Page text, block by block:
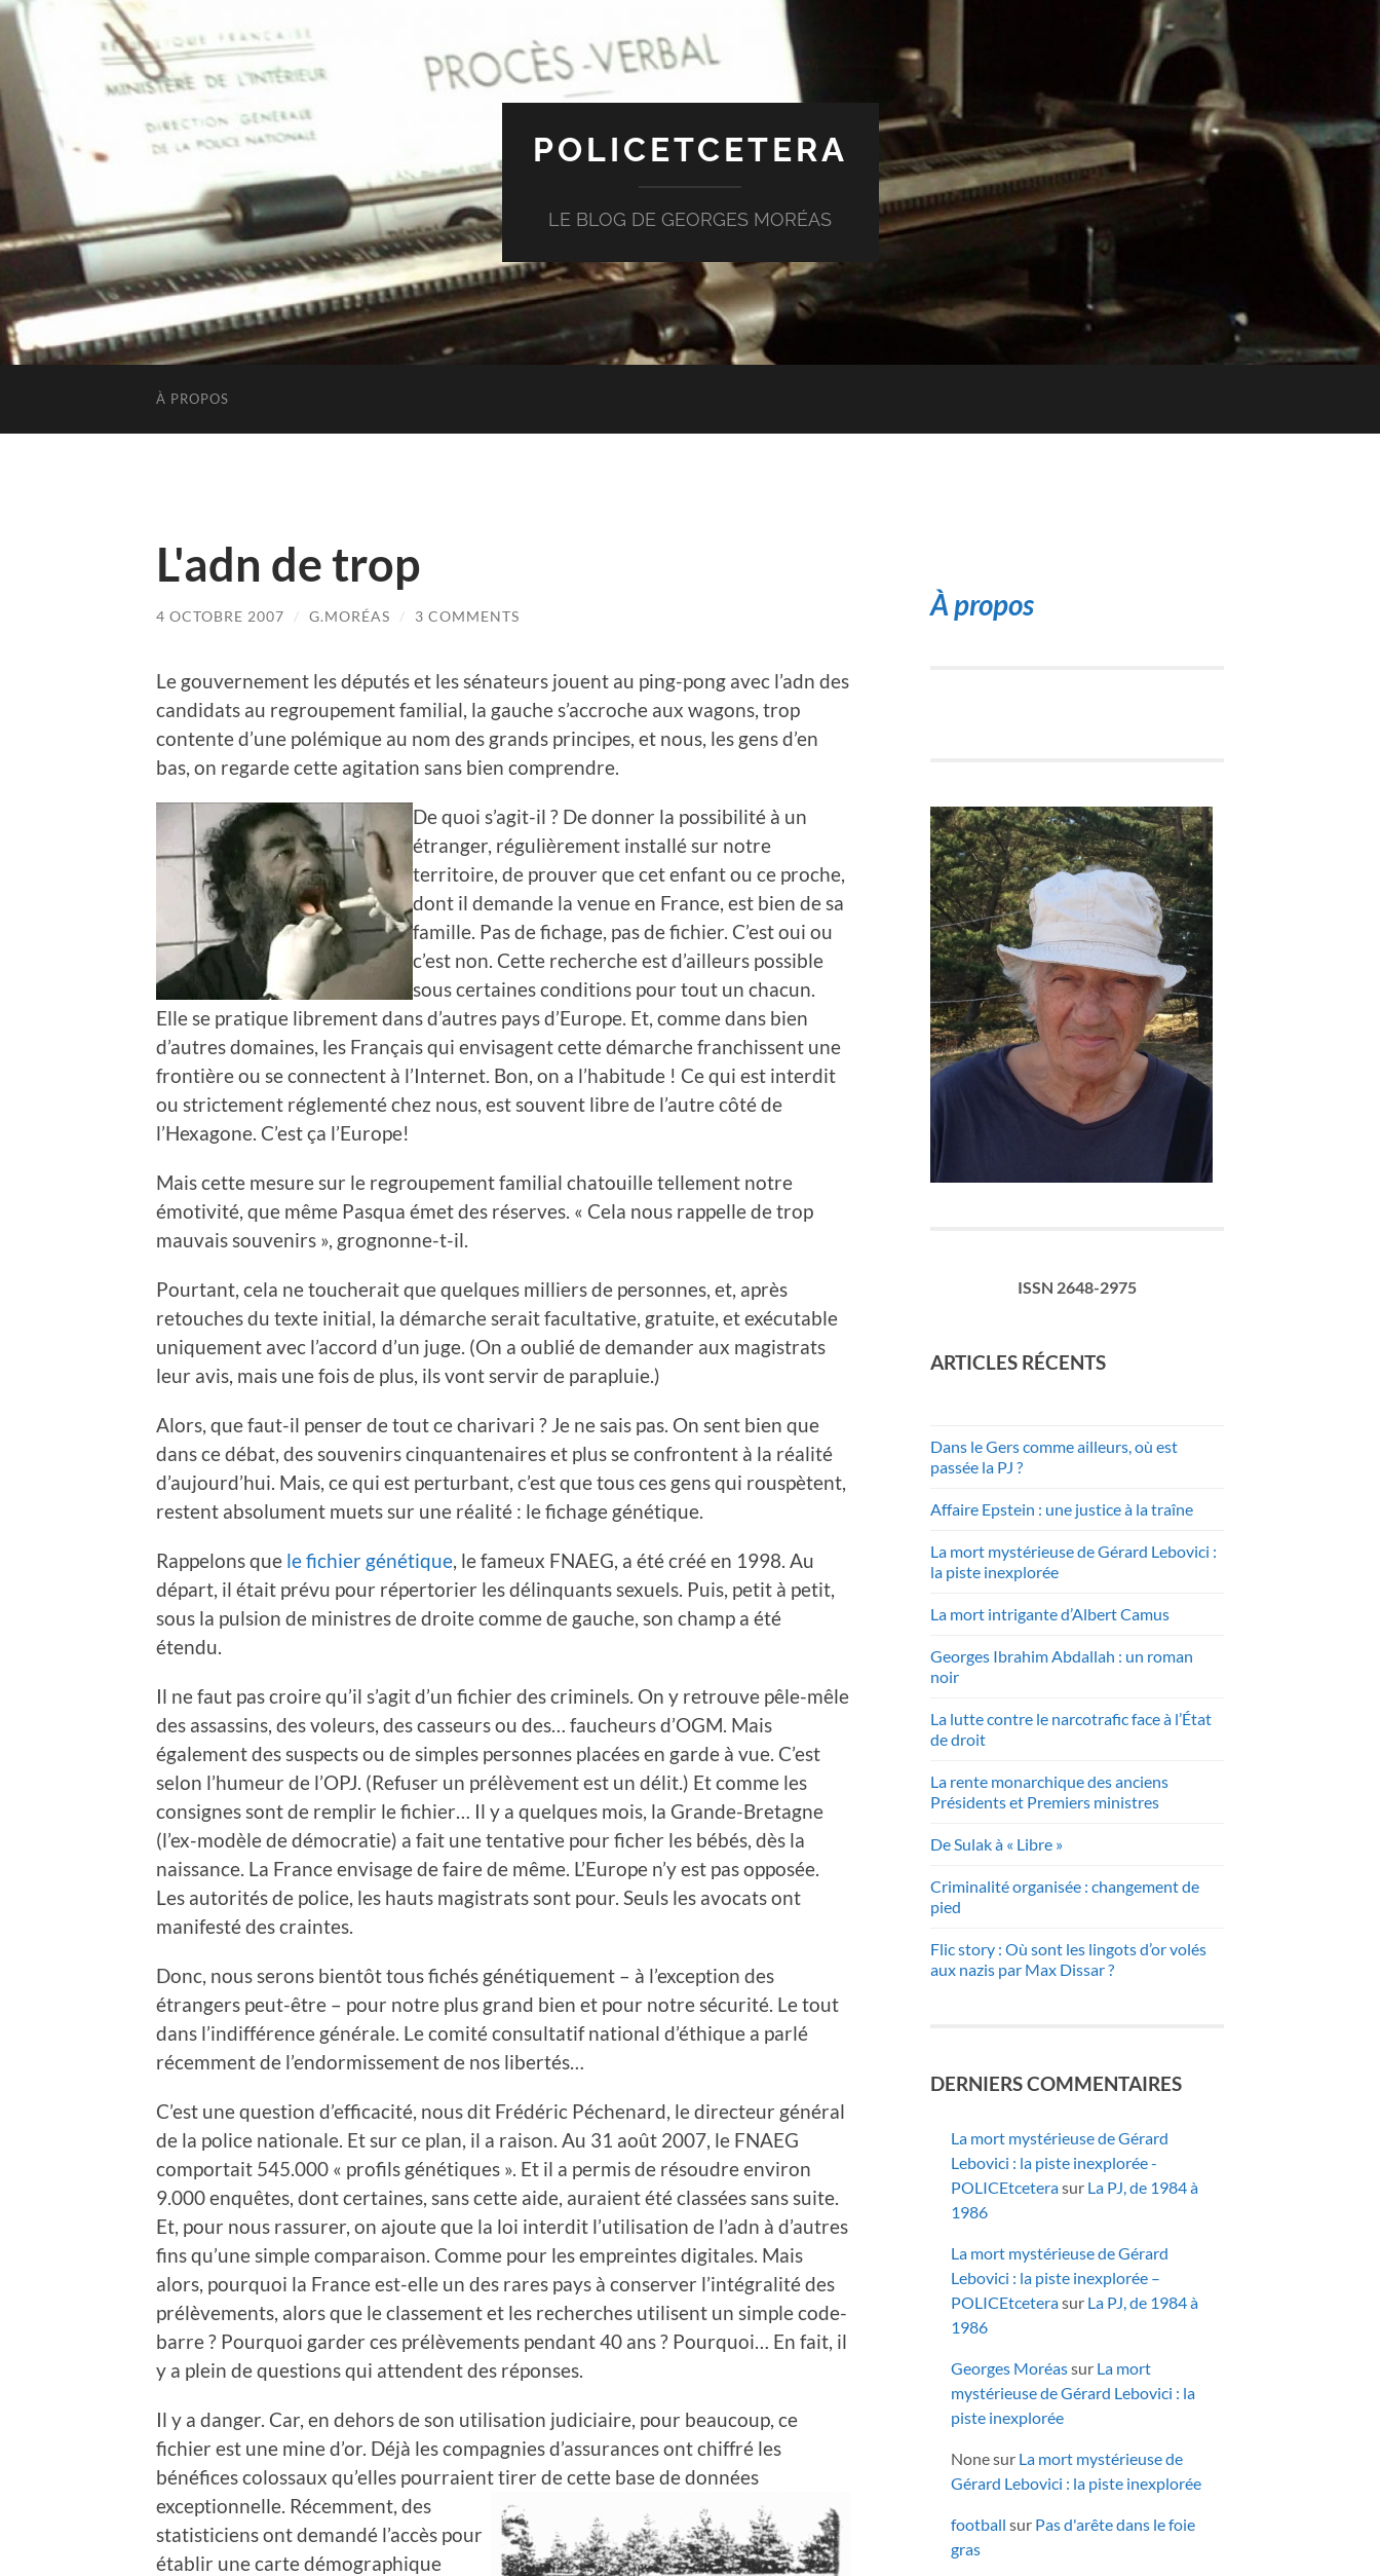
POLICETCETERA
LE BLOG DE GEORGES MORÉAS
À PROPOS
L'adn de trop
4 OCTOBRE 2007 / G.MORÉAS / 3 COMMENTS
Le gouvernement les députés et les sénateurs jouent au ping-pong avec l’adn des
candidats au regroupement familial, la gauche s’accroche aux wagons, trop
contente d’une polémique au nom des grands principes, et nous, les gens d’en
bas, on regarde cette agitation sans bien comprendre.
De quoi s’agit-il ? De donner la possibilité à un
étranger, régulièrement installé sur notre
territoire, de prouver que cet enfant ou ce proche,
dont il demande la venue en France, est bien de sa
famille. Pas de fichage, pas de fichier. C’est oui ou
c’est non. Cette recherche est d’ailleurs possible
sous certaines conditions pour tout un chacun.
Elle se pratique librement dans d’autres pays d’Europe. Et, comme dans bien
d’autres domaines, les Français qui envisagent cette démarche franchissent une
frontière ou se connectent à l’Internet. Bon, on a l’habitude ! Ce qui est interdit
ou strictement réglementé chez nous, est souvent libre de l’autre côté de
l’Hexagone. C’est ça l’Europe!
Mais cette mesure sur le regroupement familial chatouille tellement notre
émotivité, que même Pasqua émet des réserves. « Cela nous rappelle de trop
mauvais souvenirs », grognonne-t-il.
Pourtant, cela ne toucherait que quelques milliers de personnes, et, après
retouches du texte initial, la démarche serait facultative, gratuite, et exécutable
uniquement avec l’accord d’un juge. (On a oublié de demander aux magistrats
leur avis, mais une fois de plus, ils vont servir de parapluie.)
Alors, que faut-il penser de tout ce charivari ? Je ne sais pas. On sent bien que
dans ce débat, des souvenirs cinquantenaires et plus se confrontent à la réalité
d’aujourd’hui. Mais, ce qui est perturbant, c’est que tous ces gens qui rouspètent,
restent absolument muets sur une réalité : le fichage génétique.
Rappelons que le fichier génétique , le fameux FNAEG, a été créé en 1998. Au
départ, il était prévu pour répertorier les délinquants sexuels. Puis, petit à petit,
sous la pulsion de ministres de droite comme de gauche, son champ a été
étendu.
Il ne faut pas croire qu’il s’agit d’un fichier des criminels. On y retrouve pêle-mêle
des assassins, des voleurs, des casseurs ou des… faucheurs d’OGM. Mais
également des suspects ou de simples personnes placées en garde à vue. C’est
selon l’humeur de l’OPJ. (Refuser un prélèvement est un délit.) Et comme les
consignes sont de remplir le fichier… Il y a quelques mois, la Grande-Bretagne
(l’ex-modèle de démocratie) a fait une tentative pour ficher les bébés, dès la
naissance. La France envisage de faire de même. L’Europe n’y est pas opposée.
Les autorités de police, les hauts magistrats sont pour. Seuls les avocats ont
manifesté des craintes.
Donc, nous serons bientôt tous fichés génétiquement – à l’exception des
étrangers peut-être – pour notre plus grand bien et pour notre sécurité. Le tout
dans l’indifférence générale. Le comité consultatif national d’éthique a parlé
récemment de l’endormissement de nos libertés…
C’est une question d’efficacité, nous dit Frédéric Péchenard, le directeur général
de la police nationale. Et sur ce plan, il a raison. Au 31 août 2007, le FNAEG
comportait 545.000 « profils génétiques ». Et il a permis de résoudre environ
9.000 enquêtes, dont certaines, sans cette aide, auraient été classées sans suite.
Et, pour nous rassurer, on ajoute que la loi interdit l’utilisation de l’adn à d’autres
fins qu’une simple comparaison. Comme pour les empreintes digitales. Mais
alors, pourquoi la France est-elle un des rares pays à conserver l’intégralité des
prélèvements, alors que le classement et les recherches utilisent un simple code-
barre ? Pourquoi garder ces prélèvements pendant 40 ans ? Pourquoi… En fait, il
y a plein de questions qui attendent des réponses.
Il y a danger. Car, en dehors de son utilisation judiciaire, pour beaucoup, ce
fichier est une mine d’or. Déjà les compagnies d’assurances ont chiffré les
bénéfices colossaux qu’elles pourraient tirer de cette base de données
exceptionnelle. Récemment, des
statisticiens ont demandé l’accès pour
établir une carte démographique
À propos
ISSN 2648-2975
ARTICLES RÉCENTS
Dans le Gers comme ailleurs, où est
passée la PJ ?
Affaire Epstein : une justice à la traîne
La mort mystérieuse de Gérard Lebovici :
la piste inexplorée
La mort intrigante d’Albert Camus
Georges Ibrahim Abdallah : un roman
noir
La lutte contre le narcotrafic face à l’État
de droit
La rente monarchique des anciens
Présidents et Premiers ministres
De Sulak à « Libre »
Criminalité organisée : changement de
pied
Flic story : Où sont les lingots d’or volés
aux nazis par Max Dissar ?
DERNIERS COMMENTAIRES
La mort mystérieuse de Gérard
Lebovici : la piste inexplorée -
POLICEtceterasur La PJ, de 1984 à
1986
La mort mystérieuse de Gérard
Lebovici : la piste inexplorée –
POLICEtceterasur La PJ, de 1984 à
1986
Georges Moréassur La mort
mystérieuse de Gérard Lebovici : la
piste inexplorée
Nonesur La mort mystérieuse de
Gérard Lebovici : la piste inexplorée
football sur Pas d'arête dans le foie
gras